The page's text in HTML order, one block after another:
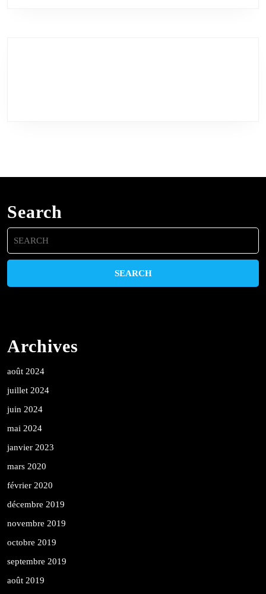
Search
Search
for:
Archives
août 2024
juillet 2024
juin 2024
mai 2024
janvier 2023
mars 2020
février 2020
décembre 2019
novembre 2019
octobre 2019
septembre 2019
août 2019